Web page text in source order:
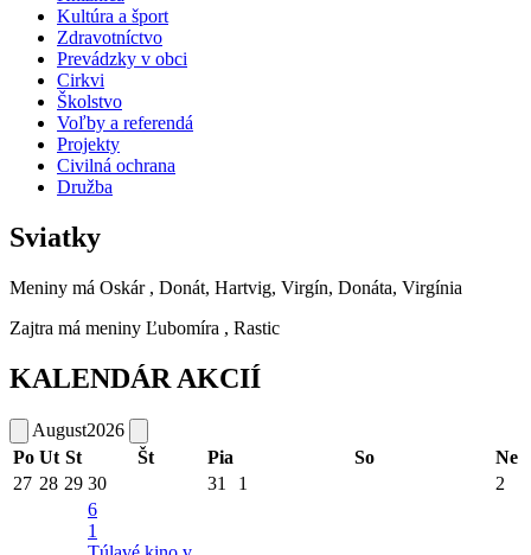
Kultúra a šport
Zdravotníctvo
Prevádzky v obci
Cirkvi
Školstvo
Voľby a referendá
Projekty
Civilná ochrana
Družba
Sviatky
Meniny má Oskár , Donát, Hartvig, Virgín, Donáta, Virgínia
Zajtra má meniny Ľubomíra , Rastic
KALENDÁR AKCIÍ
August2026
Po Ut St Št Pia So
Ne
27 28 29 30 31 1
2
6
1